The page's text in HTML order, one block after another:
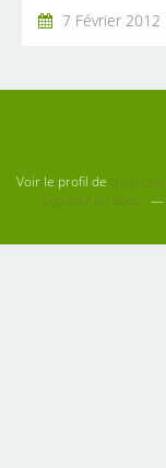
7 Février 2012
Voir le profil de thomcbb
Signaler un abus